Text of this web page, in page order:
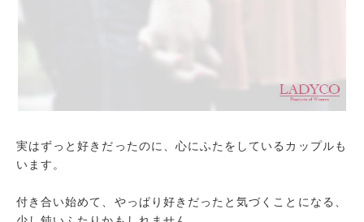
実はずっと好きだったのに、心にふたをしているカップルも
います。
付き合い始めて、やっぱり好きだったと気づくことになる、